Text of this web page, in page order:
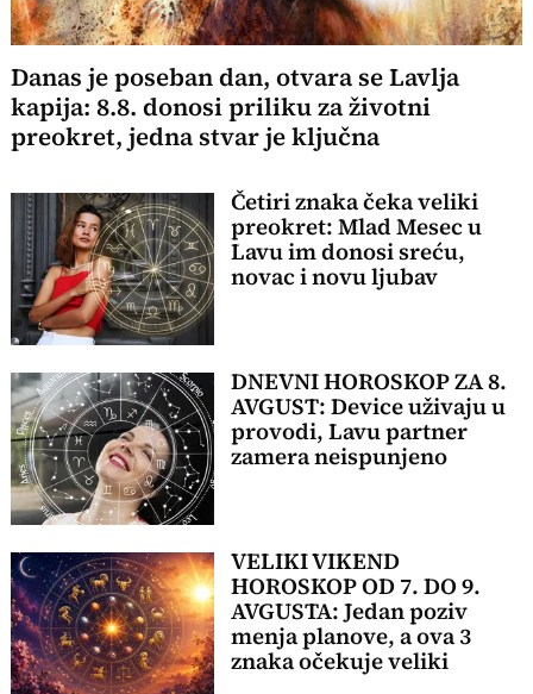
Danas je poseban dan, otvara se Lavlja
kapija: 8.8. donosi priliku za životni
preokret, jedna stvar je ključna
Četiri znaka čeka veliki
preokret: Mlad Mesec u
Lavu im donosi sreću,
novac i novu ljubav
DNEVNI HOROSKOP ZA 8.
AVGUST: Device uživaju u
provodi, Lavu partner
zamera neispunjeno
VELIKI VIKEND
HOROSKOP OD 7. DO 9.
AVGUSTA: Jedan poziv
menja planove, a ova 3
znaka očekuje veliki